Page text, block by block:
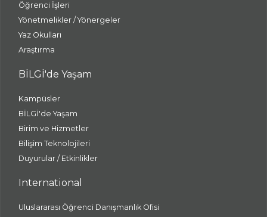
Öğrenci İşleri
Yönetmelikler / Yönergeler
Yaz Okulları
Araştırma
BİLGİ'de Yaşam
Kampüsler
BİLGİ'de Yaşam
Birim ve Hizmetler
Bilişim Teknolojileri
Duyurular / Etkinlikler
International
Uluslararası Öğrenci Danışmanlık Ofisi